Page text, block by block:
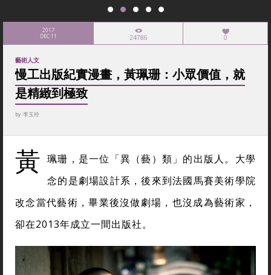
2017
DEC 11 24786 0
藝術人文
慢工出版紀實漫畫，黃珮珊：小眾價值，就
是精緻到極致
by 李玉玲
黃 珮珊，是一位「異（藝）類」的出版人。大學
念的是劇場設計系，後來到法國馬賽美術學院
改念當代藝術，畢業後沒做劇場，也沒成為藝術家，
卻在2013年成立一間出版社。